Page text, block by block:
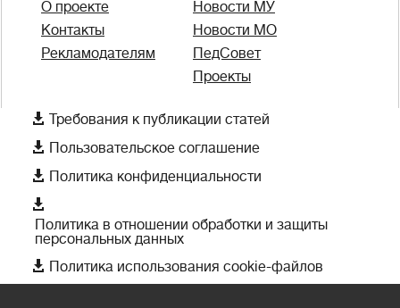
О проекте
Контакты
Рекламодателям
Новости МУ
Новости МО
ПедСовет
Проекты
 Требования к публикации статей
 Пользовательское соглашение
 Политика конфиденциальности

Политика в отношении обработки и защиты
персональных данных
 Политика использования cookie-файлов